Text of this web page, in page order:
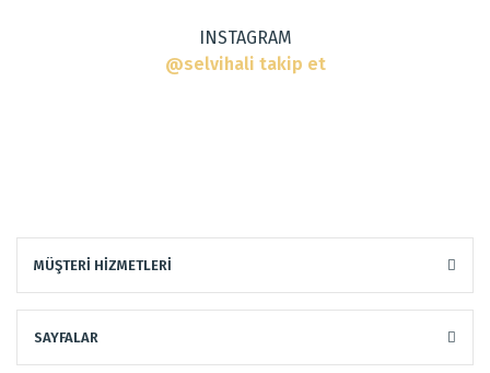
INSTAGRAM
@selvihali takip et
MÜŞTERİ HİZMETLERİ
SAYFALAR